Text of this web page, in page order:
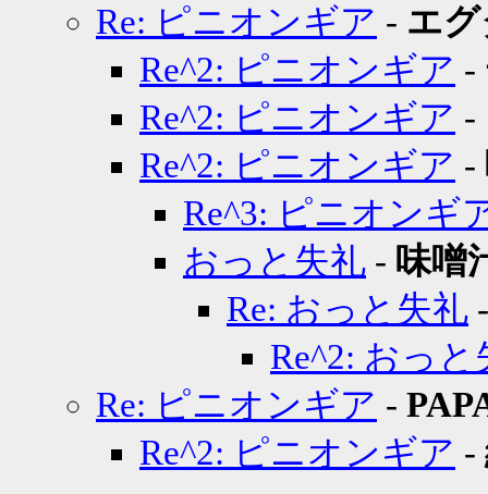
Re: ピニオンギア - エ
Re^2: ピニオンギア -
Re^2: ピニオンギア -
Re^2: ピニオンギア -
Re^3: ピニオンギ
おっと失礼 - 味噌
Re: おっと失礼
Re^2: おっと
Re: ピニオンギア -
Re^2: ピニオンギア -